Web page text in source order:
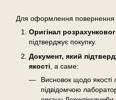
Для оформлення повернення
Оригінал
підтверджує покупку.
Документ, який
якості , а саме:
Висновок щодо якості
підвідомчою